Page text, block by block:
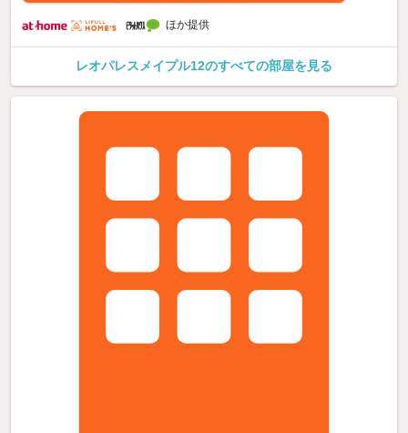
ほか提供
レオパレスメイプル12のすべての部屋を見る